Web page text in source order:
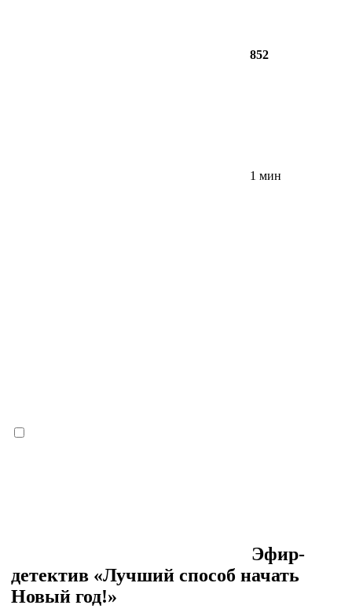
852
1 мин
Эфир-
детектив «Лучший способ начать
Новый год!»